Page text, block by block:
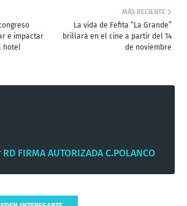
MÁS RECIENTE
La vida de Fefita “La Grande”
brillará en el cine a partir del 14
de noviembre
e impactar
hotel
RD FIRMA AUTORIZADA C.POLANCO